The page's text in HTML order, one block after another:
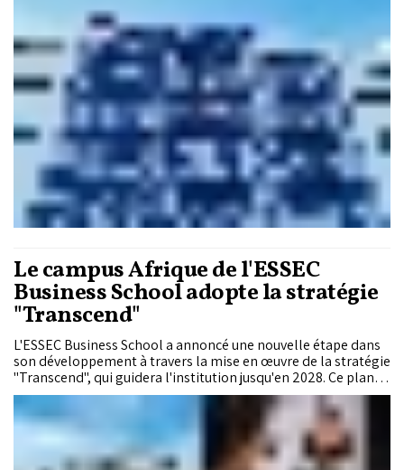
Le campus Afrique de l'ESSEC
Business School adopte la stratégie
"Transcend"
L'ESSEC Business School a annoncé une nouvelle étape dans
son développement à travers la mise en œuvre de la stratégie
"Transcend", qui guidera l'institution jusqu'en 2028. Ce plan,
présenté par le directeur général, Vincenzo Esposito Vinzi, et
Anne-Claire Pache, directrice de la stratégie, des alliances et
de l’engagement sociétal, a pour objectif de faire de l'ESSEC
un acteur clé de l'innovation, de l'inclusion et du
développement durable.